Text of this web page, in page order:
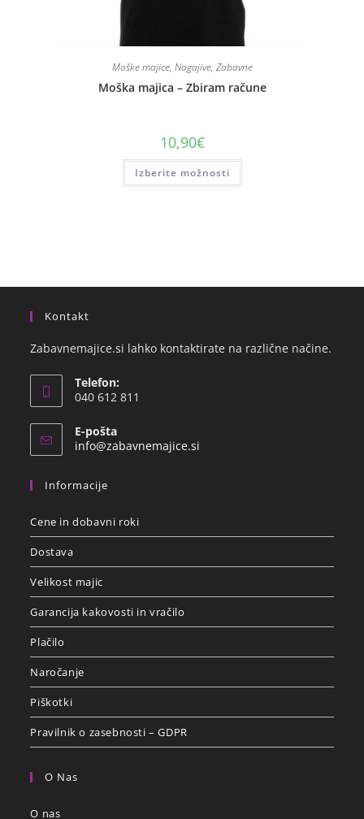
Moške majice, Nagajive, Zabavne
Moška majica – Zbiram račune
10,90€
Izberite možnosti
Kontakt
Zabavnemajice.si lahko kontaktirate na različne načine.
Telefon:
040 612 811
E-pošta
info@zabavnemajice.si
Informacije
Cene in dobavni roki
Dostava
Velikost majic
Garancija kakovosti in vračilo
Plačilo
Naročanje
Piškotki
Pravilnik o zasebnosti – GDPR
O Nas
O nas